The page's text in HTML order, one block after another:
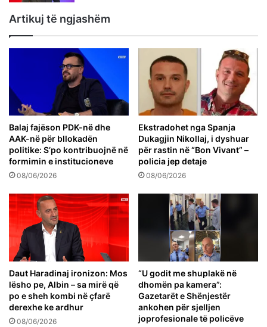
Artikuj të ngjashëm
Balaj fajëson PDK-në dhe
AAK-në për bllokadën
politike: S’po kontribuojnë në
formimin e institucioneve
08/06/2026
Ekstradohet nga Spanja
Dukagjin Nikollaj, i dyshuar
për rastin në “Bon Vivant” –
policia jep detaje
08/06/2026
Daut Haradinaj ironizon: Mos
lësho pe, Albin – sa mirë që
po e sheh kombi në çfarë
derexhe ke ardhur
08/06/2026
“U godit me shuplakë në
dhomën pa kamera”:
Gazetarët e Shënjestër
ankohen për sjelljen
joprofesionale të policëve